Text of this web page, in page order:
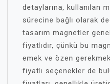
detaylarına, kullanılan
sürecine bağlı olarak
tasarım magnetler
fiyatlıdır, çünkü bu
emek ve özen
fiyatlı seçenekler de